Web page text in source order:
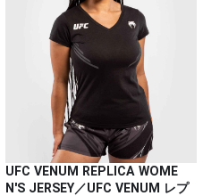
UFC VENUM REPLICA WOME
N'S JERSEY／UFC VENUM レプ